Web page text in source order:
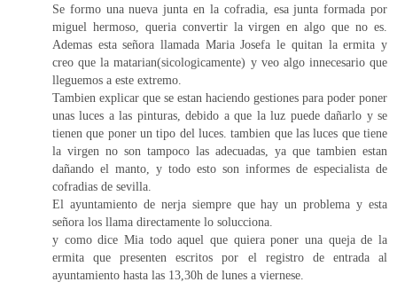
Se formo una nueva junta en la cofradia, esa junta formada por
miguel hermoso, queria convertir la virgen en algo que no es.
Ademas esta señora llamada Maria Josefa le quitan la ermita y
creo que la matarian(sicologicamente) y veo algo innecesario que
lleguemos a este extremo.
Tambien explicar que se estan haciendo gestiones para poder poner
unas luces a las pinturas, debido a que la luz puede dañarlo y se
tienen que poner un tipo del luces. tambien que las luces que tiene
la virgen no son tampoco las adecuadas, ya que tambien estan
dañando el manto, y todo esto son informes de especialista de
cofradias de sevilla.
El ayuntamiento de nerja siempre que hay un problema y esta
señora los llama directamente lo solucciona.
y como dice Mia todo aquel que quiera poner una queja de la
ermita que presenten escritos por el registro de entrada al
ayuntamiento hasta las 13,30h de lunes a viernese.